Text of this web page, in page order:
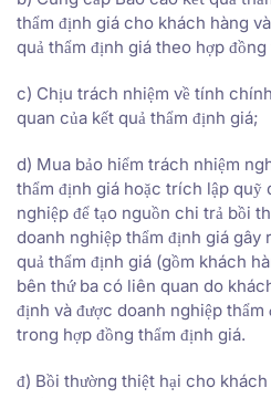
thẩm định giá cho khách hàng
quả thẩm định giá theo hợp
c) Chịu trách nhiệm về tính
quan của kết quả thẩm định giá;
d) Mua bảo hiểm trách nhiệm
thẩm định giá hoặc trích lập quỹ
nghiệp để tạo nguồn chi trả bồi
doanh nghiệp thẩm định giá gây
quả thẩm định giá (gồm khách
bên thứ ba có liên quan do
định và được doanh nghiệp
trong hợp đồng thẩm định giá.
đ) Bồi thường thiệt hại cho